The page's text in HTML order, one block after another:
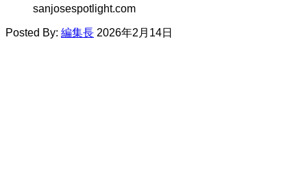
sanjosespotlight.com
Posted By: 編集長 2026年2月14日